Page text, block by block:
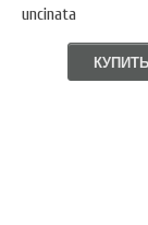
uncinata
КУПИТЬ